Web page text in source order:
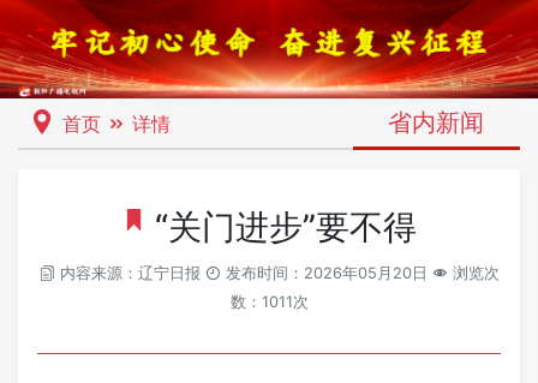
首页 详情 省内新闻
“关门进步”要不得
内容来源：辽宁日报 发布时间：2026年05月20日
浏览次
数：1011次